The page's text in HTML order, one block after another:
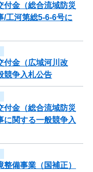
金（総合流域防災
工河第総5-6-6号に
付金（広域河川改
争入札公告
金（総合流域防災
関する一般競争入
備事業（国補正）